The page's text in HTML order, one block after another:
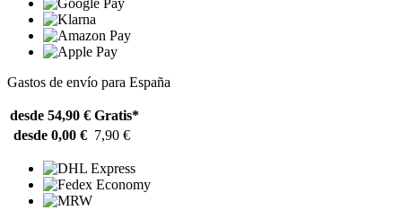
Gastos de envío para España
desde 54,90 € Gratis*
desde 0,00 € 7,90 €